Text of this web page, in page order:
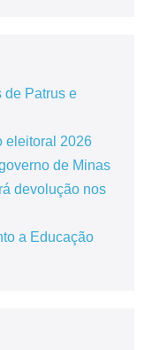
de Patrus e
eleitoral 2026
de Minas
devolução nos
a Educação